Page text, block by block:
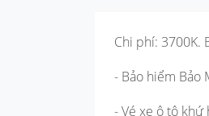
Chi phí: 3700K.
- Bảo hiểm Bảo
- Vé xe ô tô khứ